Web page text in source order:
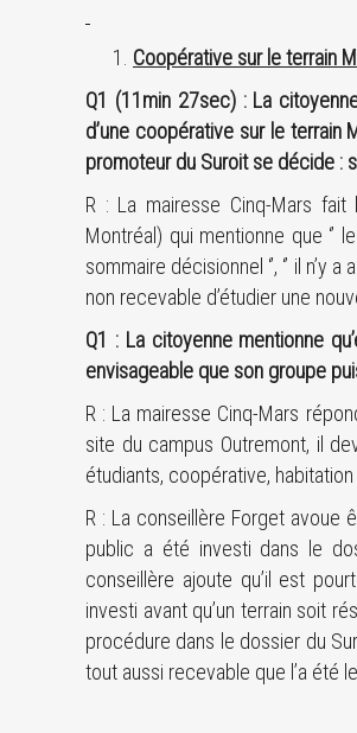
Coopérative sur le terrain
Q1 (11min 27sec) : La
d’une coopérative sur le terrain
promoteur du Suroit se décide :
R : La mairesse Cinq-Mars
Montréal) qui mentionne que ‘’
sommaire décisionnel ‘’, ‘’ il
non recevable d’étudier une
Q1 : La citoyenne mentionne
envisageable que son groupe
R : La mairesse Cinq-Mars
site du campus Outremont, il
étudiants, coopérative,
R : La conseillère Forget avoue
public a été investi dans le
conseillère ajoute qu’il est
investi avant qu’un terrain soit
procédure dans le dossier du
tout aussi recevable que l’a été